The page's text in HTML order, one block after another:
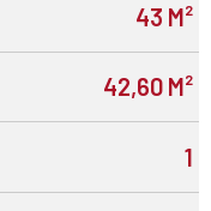
43 M²
42,60 M²
1